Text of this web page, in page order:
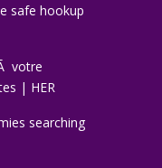
safe hookup
votre
| HER
searching